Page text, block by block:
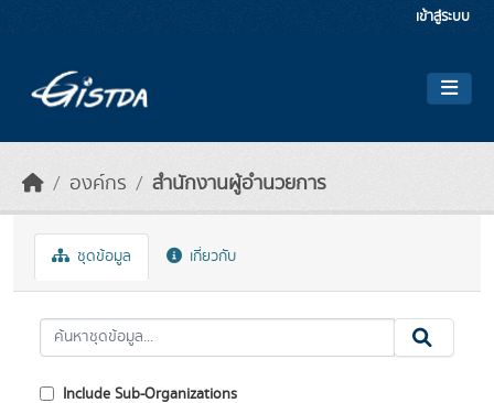
เข้าสู่ระบบ
องค์กร สำนักงานผู้อำนวยการ
ชุดข้อมูล เกี่ยวกับ
Include Sub-Organizations